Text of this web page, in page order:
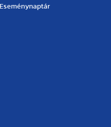
Eseménynaptár